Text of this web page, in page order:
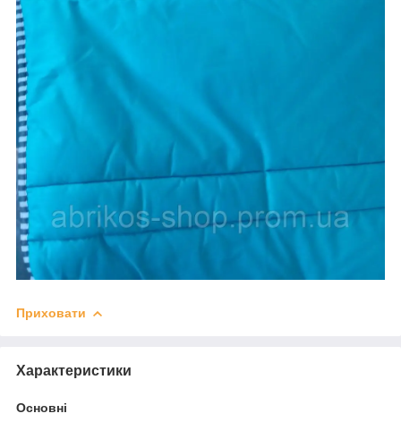
Приховати
Характеристики
Основні